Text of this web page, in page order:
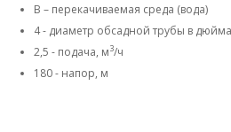
В – перекачиваемая среда (вода)
4 - диаметр обсадной трубы в
2,5 - подача, м3/ч
180 - напор, м